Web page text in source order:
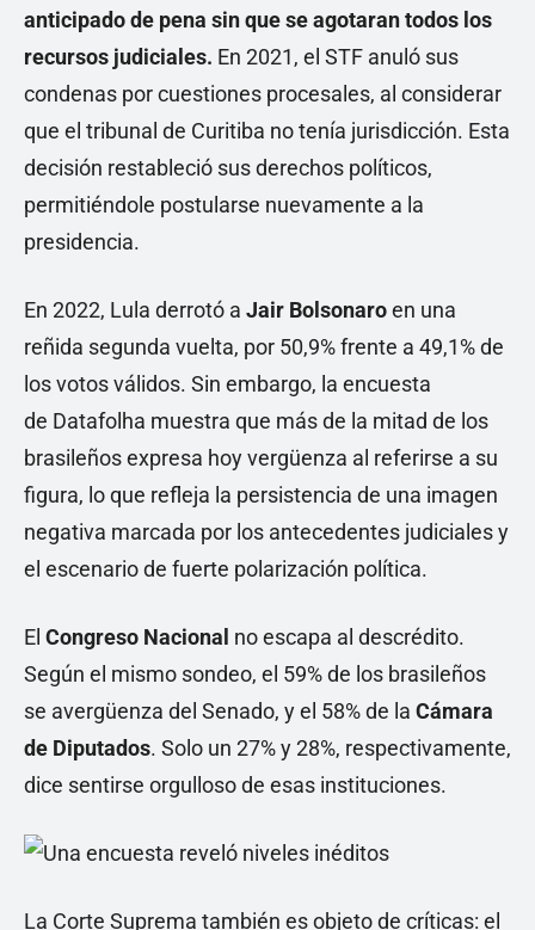
anticipado de pena sin que se agotaran todos los
recursos judiciales. En 2021, el STF anuló sus
condenas por cuestiones procesales, al considerar
que el tribunal de Curitiba no tenía jurisdicción. Esta
decisión restableció sus derechos políticos,
permitiéndole postularse nuevamente a la
presidencia.
En 2022, Lula derrotó a Jair Bolsonaroen una
reñida segunda vuelta, por 50,9% frente a 49,1% de
los votos válidos. Sin embargo, la encuesta
de Datafolha muestra que más de la mitad de los
brasileños expresa hoy vergüenza al referirse a su
figura, lo que refleja la persistencia de una imagen
negativa marcada por los antecedentes judiciales y
el escenario de fuerte polarización política.
El Congreso Nacional no escapa al descrédito.
Según el mismo sondeo, el 59% de los brasileños
se avergüenza del Senado, y el 58% de la Cámara
de Diputados. Solo un 27% y 28%, respectivamente,
dice sentirse orgulloso de esas instituciones.
La Corte Suprema también es objeto de críticas: el